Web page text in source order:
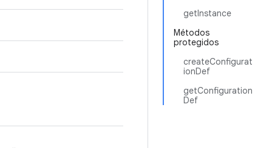
getInstance
Métodos
protegidos
createConfigurat
ionDef
getConfiguration
Def